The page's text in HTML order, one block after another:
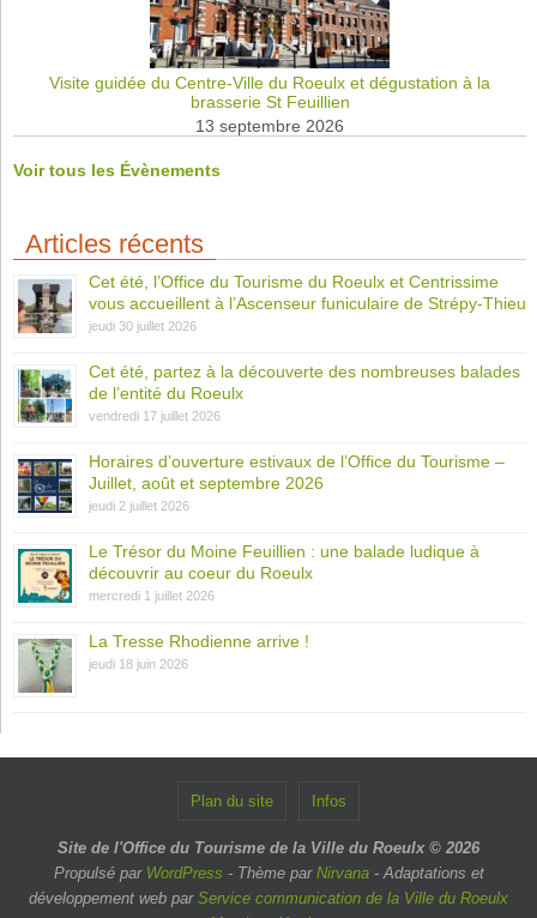
Visite guidée du Centre-Ville du Roeulx et dégustation à la
brasserie St Feuillien
13 septembre 2026
Voir tous les Évènements
Articles récents
Cet été, l’Office du Tourisme du Roeulx et Centrissime
vous accueillent à l’Ascenseur funiculaire de Strépy-Thieu
jeudi 30 juillet 2026
Cet été, partez à la découverte des nombreuses balades
de l’entité du Roeulx
vendredi 17 juillet 2026
Horaires d’ouverture estivaux de l’Office du Tourisme –
Juillet, août et septembre 2026
jeudi 2 juillet 2026
Le Trésor du Moine Feuillien : une balade ludique à
découvrir au coeur du Roeulx
mercredi 1 juillet 2026
La Tresse Rhodienne arrive !
jeudi 18 juin 2026
Plan du site Infos
Site de l'Office du Tourisme de la Ville du Roeulx © 2026
Propulsé par WordPress - Thème par Nirvana- Adaptations et
développement web par Service communication de la Ville du Roeulx